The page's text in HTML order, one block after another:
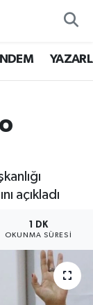
açıkladı
1 DK
OKUNMA SÜRESI